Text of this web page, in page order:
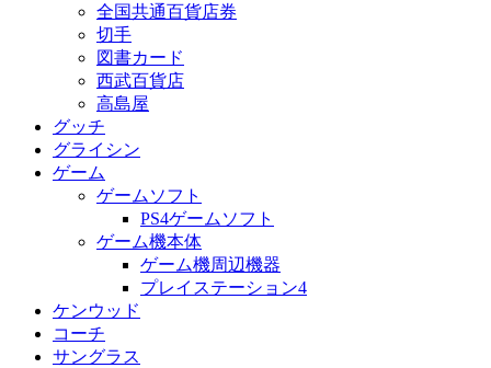
全国共通百貨店券
切手
図書カード
西武百貨店
高島屋
グッチ
グライシン
ゲーム
ゲームソフト
PS4ゲームソフト
ゲーム機本体
ゲーム機周辺機器
プレイステーション4
ケンウッド
コーチ
サングラス